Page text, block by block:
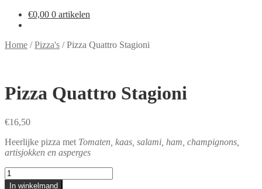
€0,00 0 artikelen
Home /Pizza's /Pizza Quattro Stagioni
Pizza Quattro Stagioni
€16,50
Heerlijke pizza met Tomaten, kaas, salami, ham, champignons,
artisjokken en asperges
Pizza
Quattro
In winkelmand